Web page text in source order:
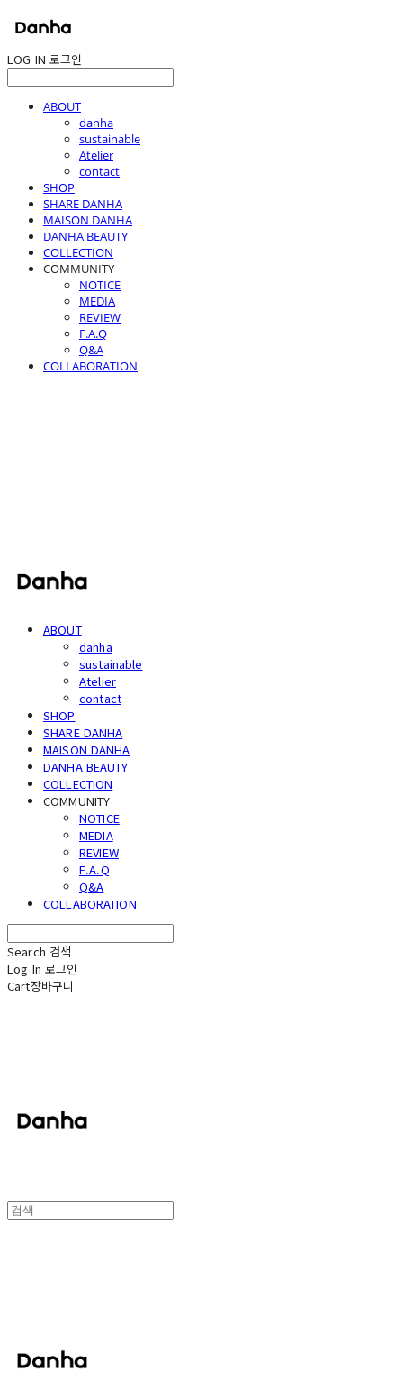
LOG IN 로그인
ABOUT
danha
sustainable
Atelier
contact
SHOP
SHARE DANHA
MAISON DANHA
DANHA BEAUTY
COLLECTION
COMMUNITY
NOTICE
MEDIA
REVIEW
F.A.Q
Q&A
COLLABORATION
ABOUT
danha
sustainable
Atelier
contact
SHOP
SHARE DANHA
MAISON DANHA
DANHA BEAUTY
COLLECTION
COMMUNITY
NOTICE
MEDIA
REVIEW
F.A.Q
Q&A
COLLABORATION
Search 검색
Log In 로그인
Cart장바구니